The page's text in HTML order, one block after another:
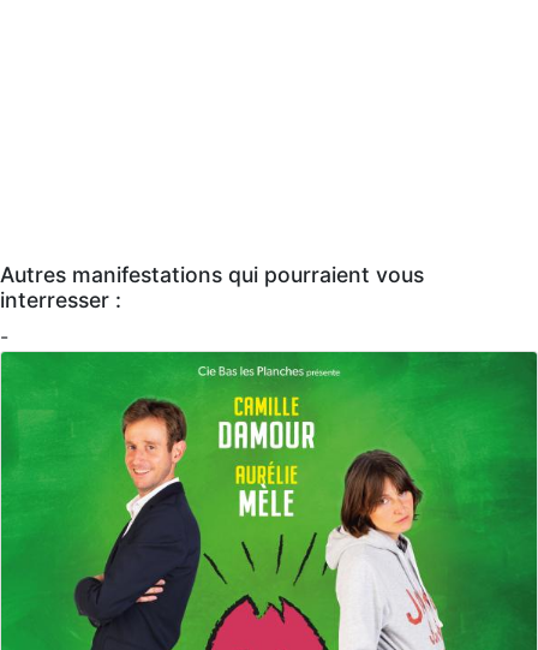
Autres manifestations qui pourraient vous
interresser :
-